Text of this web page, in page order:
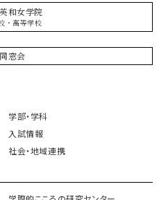
和女学院
・高等学校
同窓会
学部・学科
入試情報
社会・地域連携